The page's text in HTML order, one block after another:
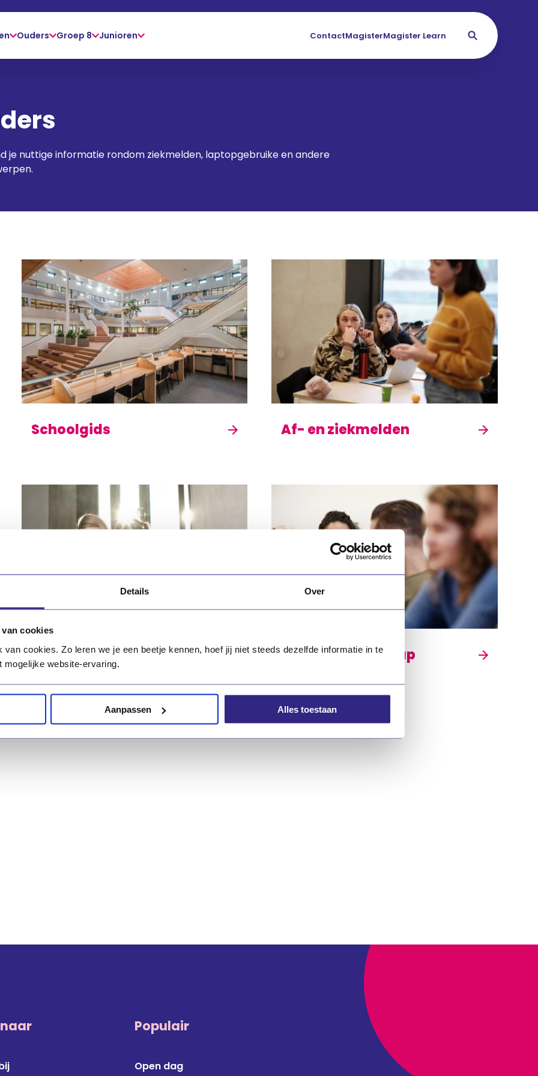
Details Over
cookies
van cookies. Zo leren we je een beetje kennen, hoef jij niet steeds dezelfde informatie in te
website-ervaring.
Aanpassen Alles toestaan
Ouders Groep 8 Junioren ContactMagisterMagister Learn
je nuttige informatie rondom ziekmelden, laptopgebruike en andere
Schoolgids Af- en ziekmelden
Ouderbijdrage Medezeggenschap
Populair
Open dag